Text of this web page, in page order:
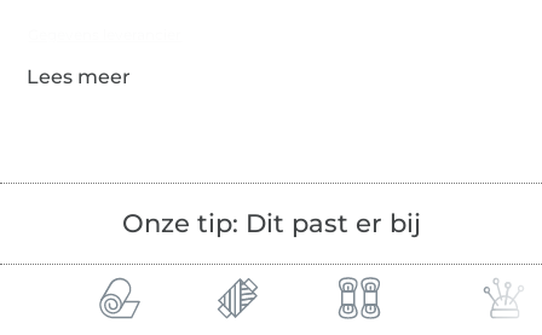
Onze tip: Dit past er bij